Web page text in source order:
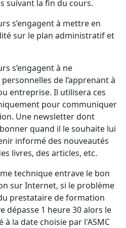
suivant la fin du cours.
s’engagent à mettre en
sur le plan administratif et
s’engagent à ne
de l’apprenant à
entreprise. Il utilisera ces
pour communiquer
Une newsletter dont
quand il le souhaite lui
informé des nouveautés
livres, des articles, etc.
technique entrave le bon
sur Internet, si le problème
prestataire de formation
dépasse 1 heure 30 alors le
la date choisie par l'ASMC